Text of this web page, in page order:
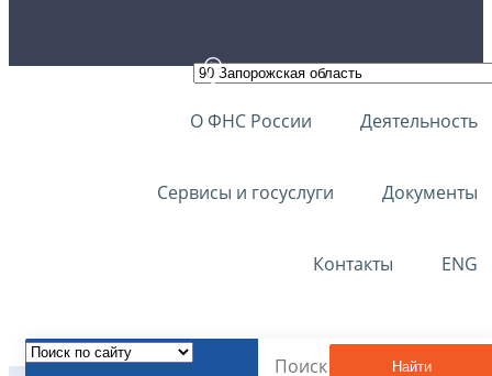
О ФНС России Деятельность
Сервисы и госуслуги Документы
Контакты ENG
Найти